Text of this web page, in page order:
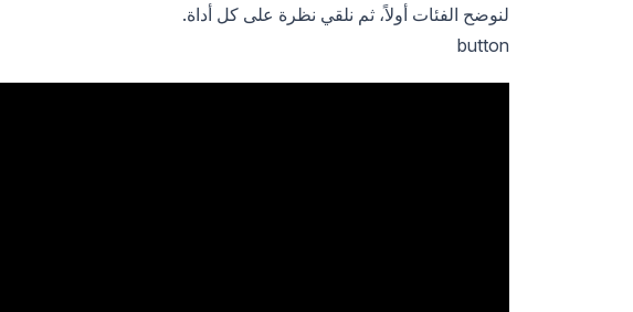
لنوضح الفئات أولاً، ثم نلقي نظرة على كل أداة.
button